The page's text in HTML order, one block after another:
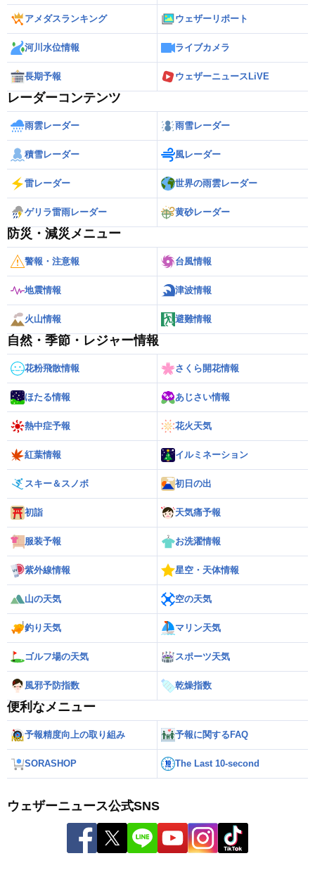
アメダスランキング ウェザーリポート
河川水位情報 ライブカメラ
長期予報 ウェザーニュースLiVE
レーダーコンテンツ
雨雲レーダー 雨雪レーダー
積雪レーダー 風レーダー
雷レーダー 世界の雨雲レーダー
ゲリラ雷雨レーダー 黄砂レーダー
防災・減災メニュー
警報・注意報 台風情報
地震情報 津波情報
火山情報 避難情報
自然・季節・レジャー情報
花粉飛散情報 さくら開花情報
ほたる情報 あじさい情報
熱中症予報 花火天気
紅葉情報 イルミネーション
スキー＆スノボ 初日の出
初詣 天気痛予報
服装予報 お洗濯情報
紫外線情報 星空・天体情報
山の天気 空の天気
釣り天気 マリン天気
ゴルフ場の天気 スポーツ天気
風邪予防指数 乾燥指数
便利なメニュー
予報精度向上の取り組み 予報に関するFAQ
SORASHOP The Last 10-second
ウェザーニュース公式SNS